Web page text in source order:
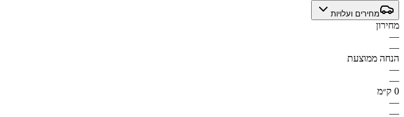
מחירים ועלויות
מחירון
—
—
הנחה ממוצעת
—
—
0 ק״מ
—
—